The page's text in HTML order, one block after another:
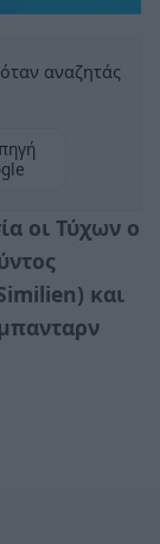
αναζητάς
οι Τύχων ο
και